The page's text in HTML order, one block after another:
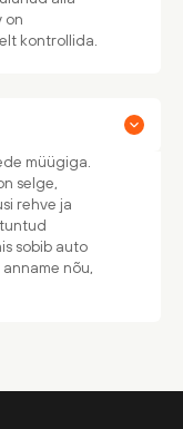
on
kontrollida.
müügiga.
selge,
rehve ja
sobib auto
nõu,